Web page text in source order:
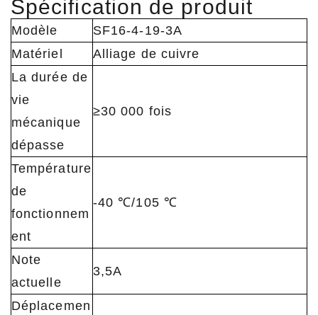
Spécification de produit
Modèle
SF16-4-19-3A
Matériel
Alliage de cuivre
La durée de
vie
mécanique
dépasse
≥30 000 fois
Température
de
fonctionnem
ent
-40 ℃/105 ℃
Note
actuelle
3,5A
Déplacemen